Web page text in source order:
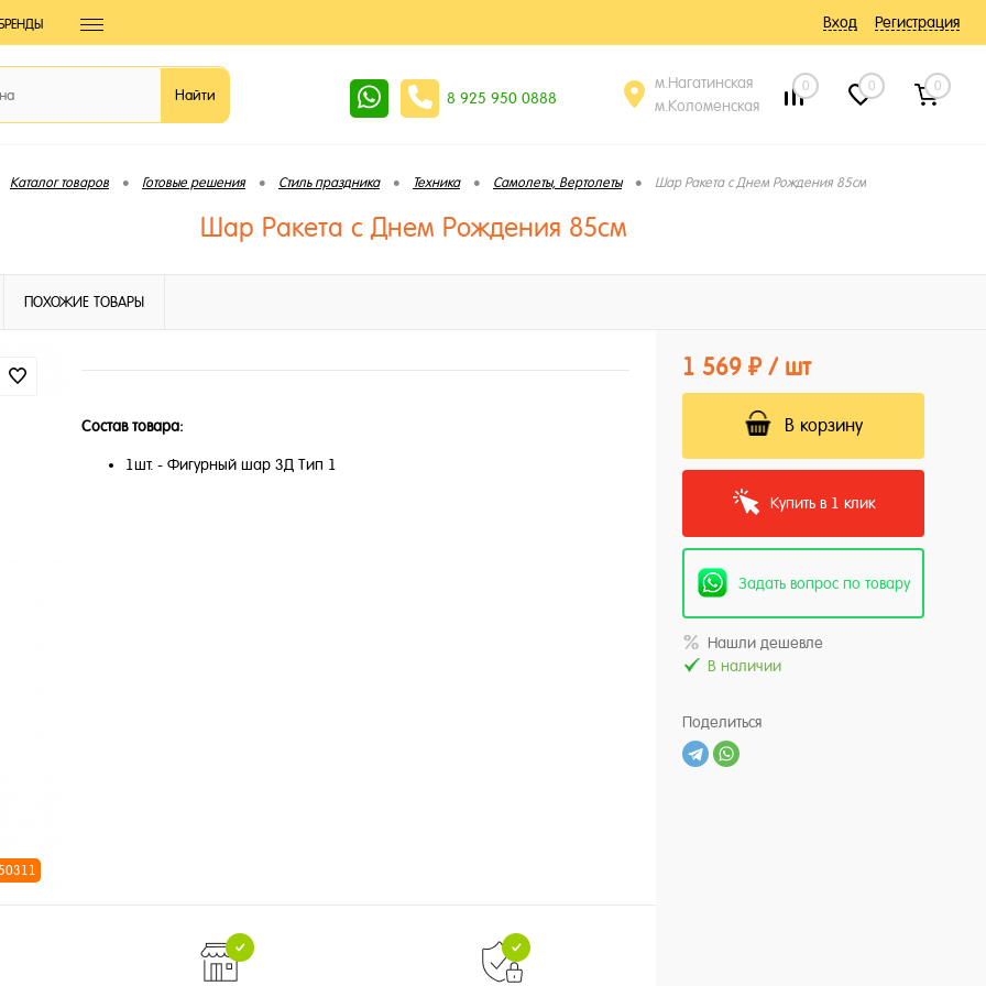
Вход Регистрация
8 925 950 0888
м.Нагатинская
м.Коломенская
0 0 0
Каталог товаров • Готовые решения • Стиль праздника • Техника • Самолеты, Вертолеты • Шар Ракета с Днем Рождения 85см
Шар Ракета с Днем Рождения 85см
ПОХОЖИЕ ТОВАРЫ
Состав товара:
1шт. - Фигурный шар 3Д Тип 1
1 569 ₽ / шт
В корзину
Купить в 1 клик
Задать вопрос по товару
Нашли дешевле
В наличии
Поделиться